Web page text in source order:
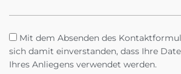
Mit dem Absenden des
sich damit einverstanden, dass Ihre
Ihres Anliegens verwendet werden.